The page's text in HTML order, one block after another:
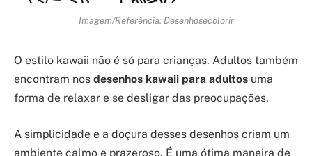
Imagem/Referência: Desenhosecolorir
O estilo kawaii não é só para crianças. Adultos também
encontram nos desenhos kawaii para adultos uma
forma de relaxar e se desligar das preocupações.
A simplicidade e a doçura desses desenhos criam um
ambiente calmo e prazeroso. É uma ótima maneira de